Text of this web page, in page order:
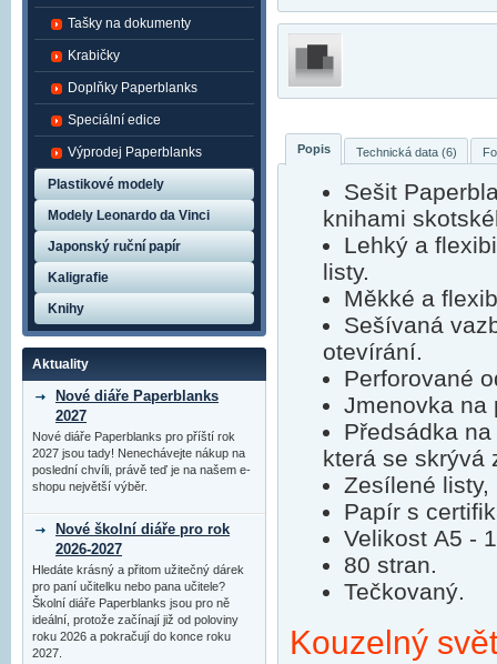
Popis Technická data (6)
Sešit
knihami
Lehký a
listy.
Měkké a
Sešívaná
otevírání.
Perforované
Jmenovka na
Předsádka
která se skrývá
Zesílené
Papír s
Velikost A5 -
80 stran.
Tečkovaný.
Kouzelný
Tašky na dokumenty
Krabičky
Doplňky Paperblanks
Speciální edice
Výprodej Paperblanks
Plastikové modely
Modely Leonardo da Vinci
Japonský ruční papír
Kaligrafie
Knihy
Aktuality
Nové diáře Paperblanks
2027
Nové diáře Paperblanks pro příští rok
2027 jsou tady! Nenechávejte nákup na
poslední chvíli, právě teď je na našem e-
shopu největší výběr.
Nové školní diáře pro rok
2026-2027
Hledáte krásný a přitom užitečný dárek
pro paní učitelku nebo pana učitele?
Školní diáře Paperblanks jsou pro ně
ideální, protože začínají již od poloviny
roku 2026 a pokračují do konce roku
2027.